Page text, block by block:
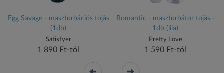
Egg Savage - maszturbációs tojás
(1db)
Satisfyer
1 890 Ft-tól
Romantic - maszturbátor tojás -
1db (lila)
Pretty Love
1 590 Ft-tól